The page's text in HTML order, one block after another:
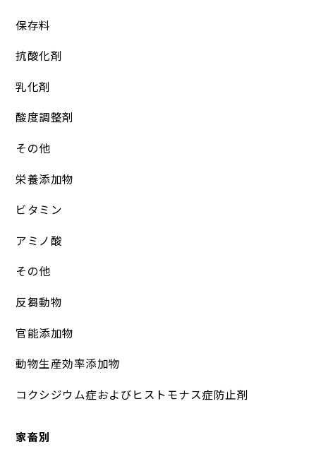
保存料
抗酸化剤
乳化剤
酸度調整剤
その他
栄養添加物
ビタミン
アミノ酸
その他
反芻動物
官能添加物
動物生産効率添加物
コクシジウム症およびヒストモナス症防止剤
家畜別